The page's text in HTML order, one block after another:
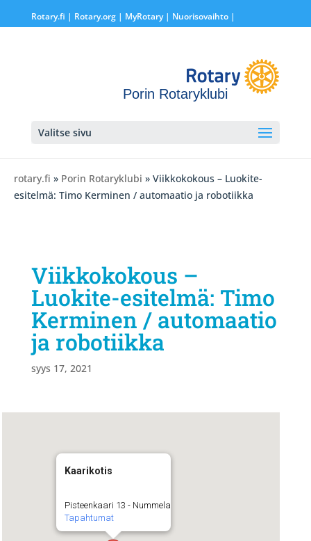
Rotary.fi | Rotary.org| MyRotary | Nuorisovaihto|
Porin Rotaryklubi
Valitse sivu
rotary.fi » Porin Rotaryklubi » Viikkokokous – Luokite-
esitelmä: Timo Kerminen / automaatio ja robotiikka
Viikkokokous –
Luokite-esitelmä: Timo
Kerminen / automaatio
ja robotiikka
syys 17, 2021
Kaarikotis
Pisteenkaari 13 - Nummela
Tapahtumat